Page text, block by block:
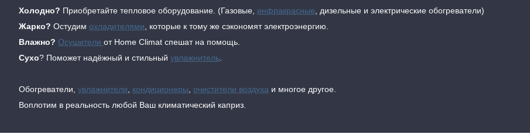
Холодно? Приобретайте тепловое оборудование. (Газовые, инфракрасные , дизельные и электрические обогреватели)
Жарко? Остудим охладителями , которые к тому же сэкономят электроэнергию.
Влажно? Осушители от Home Climat спешат на помощь.
Сухо? Поможет надёжный и стильный увлажнитель
Обогреватели, увлажнители кондиционеры очистители воздуха и многое другое.
Воплотим в реальность любой Ваш климатический каприз.